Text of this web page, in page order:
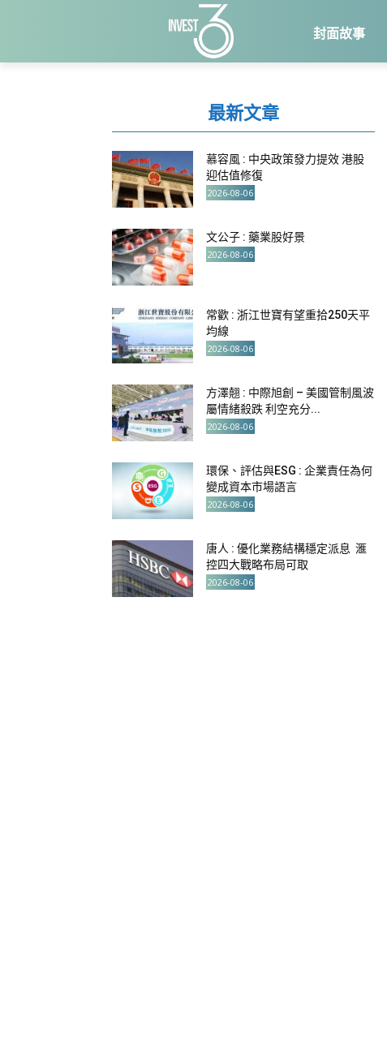
封面故事
最新文章
慕容風 : 中央政策發力提效 港股
迎估值修復
2026-08-06
文公子 : 藥業股好景
2026-08-06
常歡 : 浙江世寶有望重拾250天平
均線
2026-08-06
方澤翹 : 中際旭創 – 美國管制風波
屬情緒殺跌 利空充分...
2026-08-06
環保、評估與ESG : 企業責任為何
變成資本市場語言
2026-08-06
唐人 : 優化業務結構穩定派息 滙
控四大戰略布局可取
2026-08-06